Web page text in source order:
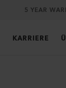
5 YEAR
KARRIERE